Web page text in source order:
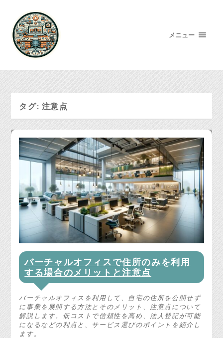
メニュー
タグ: 注意点
バーチャルオフィスで住所のみを利用
する場合のメリットと注意点
バーチャルオフィスを利用して、自宅の住所を公開せず
に事業を展開する方法とそのメリット、注意点について
解説します。低コストで信頼性を高め、法人登記が可能
になるなどの利点と、サービス選びのポイントを紹介し
ます。